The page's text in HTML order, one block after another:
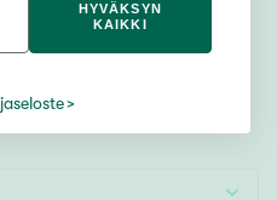
Katso alta kaikki
asunnot Mikkeli ja
unelmiesi
HYVÄKSYN
KAIKKI